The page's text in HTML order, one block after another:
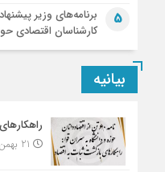
5
برنامه‌های وزیر
کارشناسان اقتصادی
بیانیه